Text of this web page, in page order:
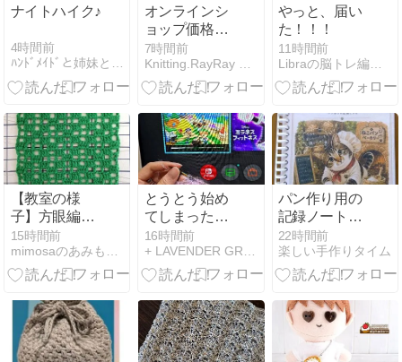
ナイトハイク♪
4時間前
ﾊﾝﾄﾞﾒｲﾄﾞと姉妹と坊やの子育て日記
オンラインシ
ョップ価格改
定のお知らせ
7時間前
やっと、届い
た！！！
11時間前
【教室の様
子】方眼編み
のパターン
15時間前
mimosaのあみもの日記
とうとう始め
てしまった
「あつ森」を
DLしなが
ら“Keitoが咲
編み編み
16時間前
+ LAVENDER GRAY +
パン作り用の
記録ノートを
作りました
22時間前
楽しい手作りタイム